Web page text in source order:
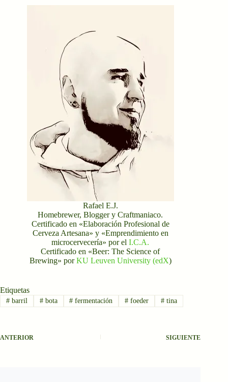
Rafael E.J.
Homebrewer, Blogger y Craftmaniaco.
Certificado en «Elaboración Profesional de
Cerveza Artesana» y «Emprendimiento en
microcervecería» por elI.C.A.
Certificado en «Beer: The Science of
Brewing» porKU Leuven University (edX)
Etiquetas
#barril #bota # fermentación # foeder # tina
ANTERIOR SIGUIENTE